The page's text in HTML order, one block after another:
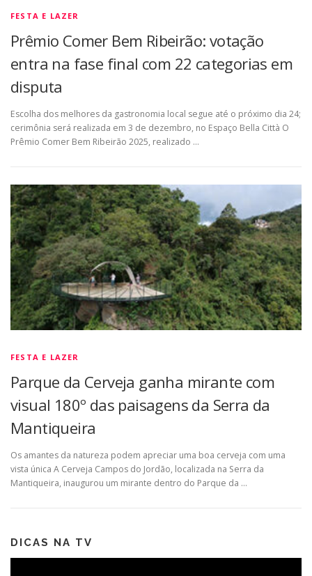
FESTA E LAZER
Prêmio Comer Bem Ribeirão: votação
entra na fase final com 22 categorias em
disputa
Escolha dos melhores da gastronomia local segue até o próximo dia 24;
cerimônia será realizada em 3 de dezembro, no Espaço Bella Città O
Prêmio Comer Bem Ribeirão 2025, realizado …
FESTA E LAZER
Parque da Cerveja ganha mirante com
visual 180º das paisagens da Serra da
Mantiqueira
Os amantes da natureza podem apreciar uma boa cerveja com uma
vista única A Cerveja Campos do Jordão, localizada na Serra da
Mantiqueira, inaugurou um mirante dentro do Parque da …
DICAS NA TV